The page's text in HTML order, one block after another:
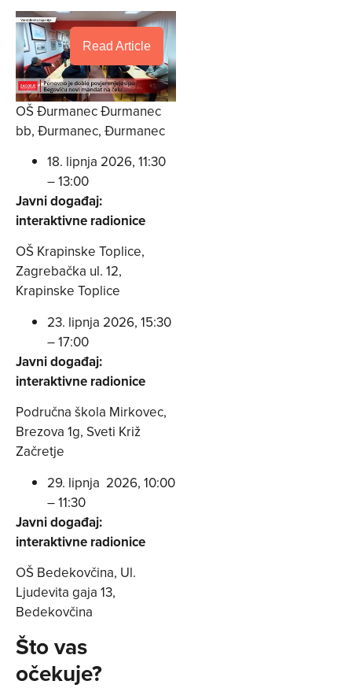
Read Article
OŠ Đurmanec Đurmanec
bb, Đurmanec, Đurmanec
18. lipnja 2026, 11:30
– 13:00
Javni događaj:
interaktivne radionice
OŠ Krapinske Toplice,
Zagrebačka ul. 12,
Krapinske Toplice
23. lipnja 2026, 15:30
– 17:00
Javni događaj:
interaktivne radionice
Područna škola Mirkovec,
Brezova 1g, Sveti Križ
Začretje
29. lipnja 2026, 10:00
– 11:30
Javni događaj:
interaktivne radionice
OŠ Bedekovčina, Ul.
Ljudevita gaja 13,
Bedekovčina
Što vas
očekuje?